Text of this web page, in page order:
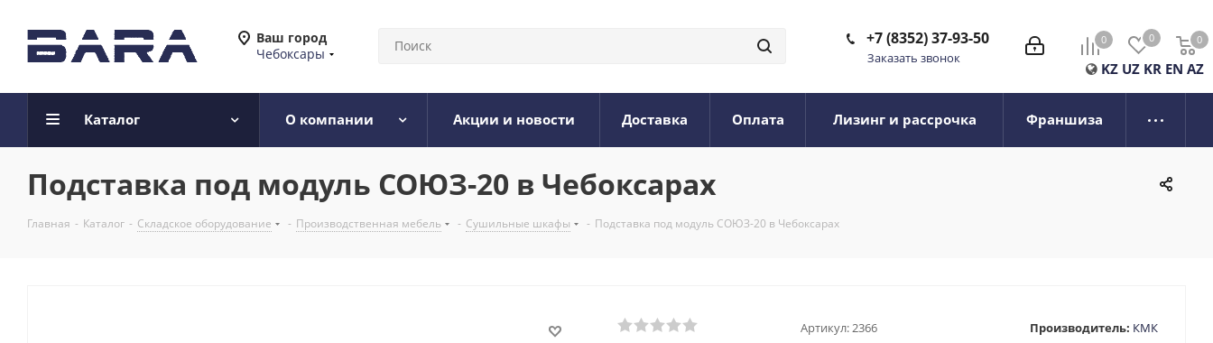
Ваш город
Чебоксары
0 0 0
0
KZ UZ KR EN AZ
+7 (8352) 37-93-50
Заказать звонок
Каталог О компании Акции и новости Доставка Оплата Лизинг и рассрочка Франшиза
Подставка под модуль СОЮЗ-20 в Чебоксарах
Главная - Каталог - Складское оборудование - Производственная мебель - Cушильные шкафы - Подставка под модуль СОЮЗ-20 в Чебоксарах
Артикул: 2366 Производитель: КМК